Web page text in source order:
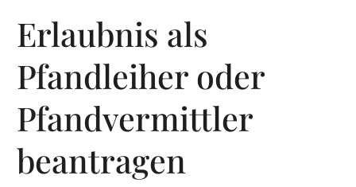
Erlaubnis als
Pfandleiher oder
Pfandvermittler
beantragen